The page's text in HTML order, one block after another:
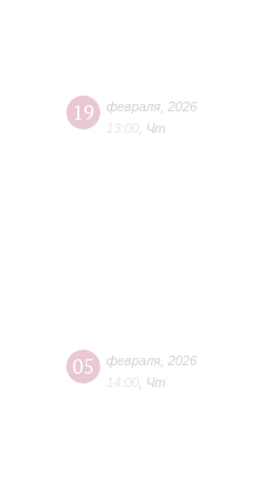
19 февраля 2026
13:00 Чт
05 февраля 2026
14:00 Чт